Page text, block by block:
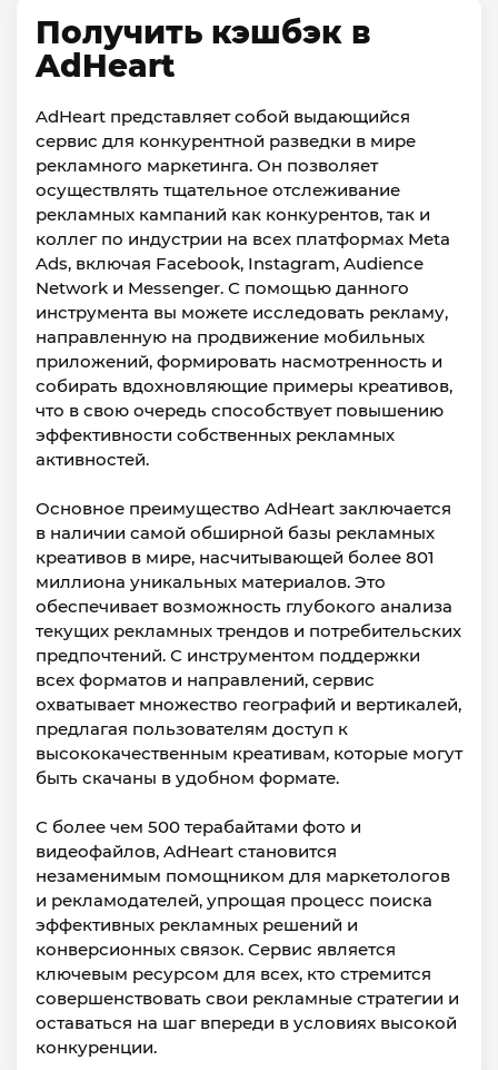
Получить кэшбэк в
AdHeart
AdHeart представляет собой выдающийся
сервис для конкурентной разведки в мире
рекламного маркетинга. Он позволяет
осуществлять тщательное отслеживание
рекламных кампаний как конкурентов, так и
коллег по индустрии на всех платформах Meta
Ads, включая Facebook, Instagram, Audience
Network и Messenger. С помощью данного
инструмента вы можете исследовать рекламу,
направленную на продвижение мобильных
приложений, формировать насмотренность и
собирать вдохновляющие примеры креативов,
что в свою очередь способствует повышению
эффективности собственных рекламных
активностей.
Основное преимущество AdHeart заключается
в наличии самой обширной базы рекламных
креативов в мире, насчитывающей более 801
миллиона уникальных материалов. Это
обеспечивает возможность глубокого анализа
текущих рекламных трендов и потребительских
предпочтений. С инструментом поддержки
всех форматов и направлений, сервис
охватывает множество географий и вертикалей,
предлагая пользователям доступ к
высококачественным креативам, которые могут
быть скачаны в удобном формате.
С более чем 500 терабайтами фото и
видеофайлов, AdHeart становится
незаменимым помощником для маркетологов
и рекламодателей, упрощая процесс поиска
эффективных рекламных решений и
конверсионных связок. Сервис является
ключевым ресурсом для всех, кто стремится
совершенствовать свои рекламные стратегии и
оставаться на шаг впереди в условиях высокой
конкуренции.